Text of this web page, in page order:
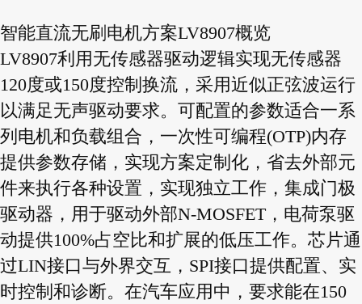
智能直流无刷电机方案LV8907概览
LV8907利用无传感器驱动逻辑实现无传感器
120度或150度控制换流，采用近似正弦波运行
以满足无声驱动要求。可配置的参数适合一系
列电机和负载组合，一次性可编程(OTP)内存
提供参数存储，实现方案定制化，省去外部元
件来执行各种设置，实现独立工作，集成门极
驱动器，用于驱动外部N-MOSFET，电荷泵驱
动提供100%占空比和扩展的低压工作。芯片通
过LIN接口与外界交互，SPI接口提供配置、实
时控制和诊断。在汽车应用中，要求能在150